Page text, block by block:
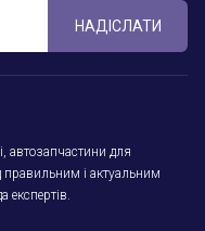
НАДІСЛАТИ
автозапчастини для
правильним і актуальним